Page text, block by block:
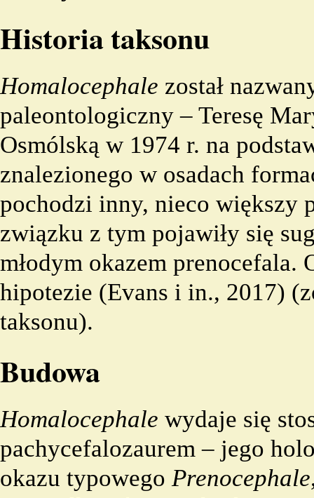
Historia taksonu
Homalocephale został
paleontologiczny – Teresę
Osmólską w 1974 r. na
znalezionego w osadach
pochodzi inny, nieco większy
związku z tym pojawiły się
młodym okazem
hipotezie (Evans i in., 2017)
taksonu).
Budowa
Homalocephale wydaje się
pachycefalozaurem – jego
okazu typowego Prenocephale